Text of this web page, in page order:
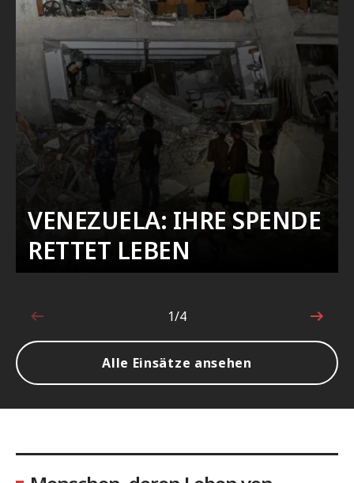
VENEZUELA: IHRE SPENDE
RETTET LEBEN
1von4
1/4
Alle Einsätze ansehen